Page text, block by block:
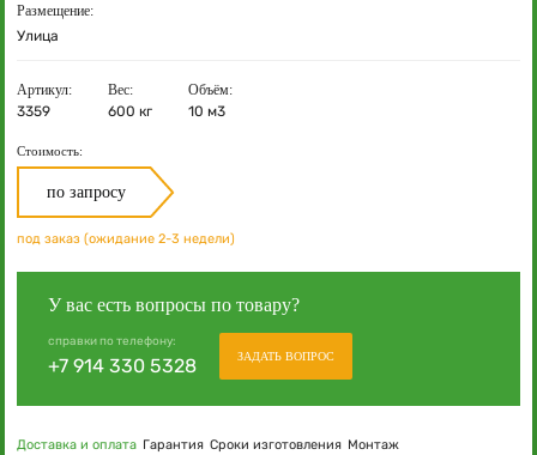
Размещение:
Улица
Артикул:
3359
Вес:
600 кг
Объём:
10 м3
Стоимость:
по запросу
под заказ (ожидание 2-3 недели)
У вас есть вопросы по товару?
справки по телефону:
+7 914 330 5328 ЗАДАТЬ ВОПРОС
Доставка и оплата Гарантия Сроки изготовления Монтаж